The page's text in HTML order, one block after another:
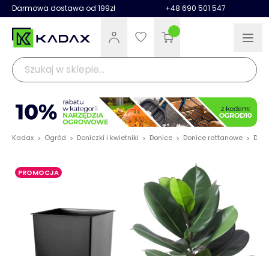
Darmowa dostawa od 199zł +48 690 501 547
Kadax > Ogród > Doniczki i kwietniki > Donice > Donice rattanowe >
PROMOCJA